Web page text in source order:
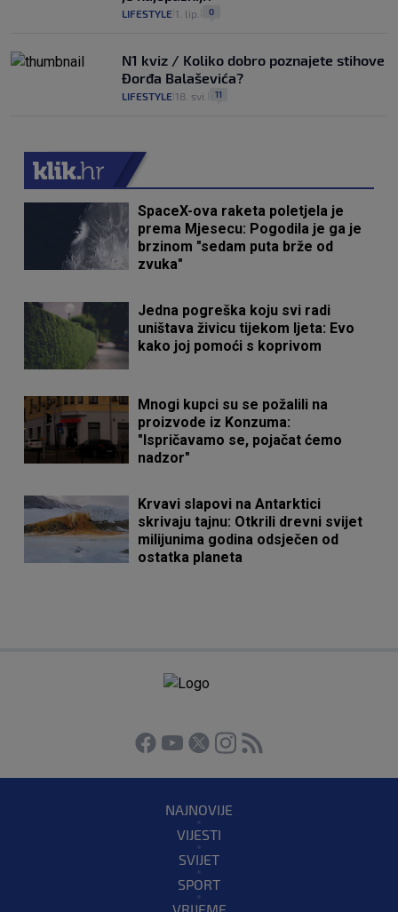
LIFESTYLE 1. lip. 0
N1 kviz / Koliko dobro poznajete stihove
Đorđa Balaševića?
LIFESTYLE 18. svi. 11
SpaceX-ova raketa poletjela je
prema Mjesecu: Pogodila je ga je
brzinom "sedam puta brže od
zvuka"
Jedna pogreška koju svi radi
uništava živicu tijekom ljeta: Evo
kako joj pomoći s koprivom
Mnogi kupci su se požalili na
proizvode iz Konzuma:
"Ispričavamo se, pojačat ćemo
nadzor"
Krvavi slapovi na Antarktici
skrivaju tajnu: Otkrili drevni svijet
milijunima godina odsječen od
ostatka planeta
NAJNOVIJE
VIJESTI
SVIJET
SPORT